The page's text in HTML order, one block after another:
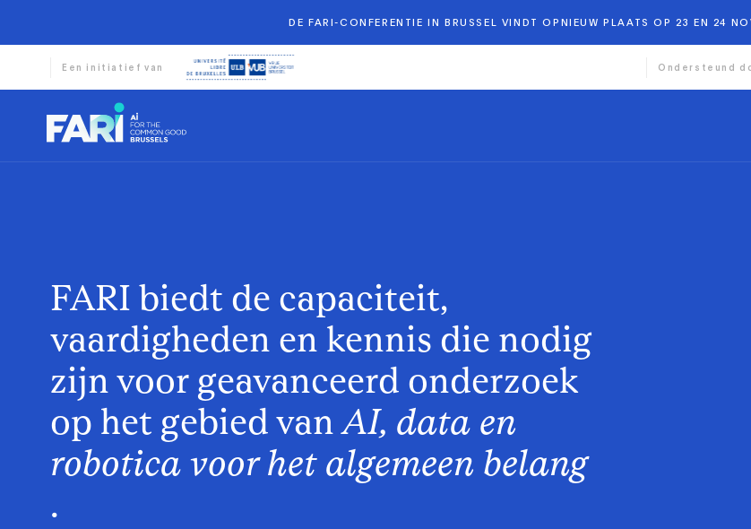
DE FARI-CONFERENTIE IN BRUSSEL VINDT OPNIEUW PLAATS OP 23 EN 24
Een initiatief van Ondersteund
FARI biedt de capaciteit,
vaardigheden en kennis die nodig
zijn voor geavanceerd onderzoek
op het gebied vanAI, data en
robotica voor het algemeen belang
.